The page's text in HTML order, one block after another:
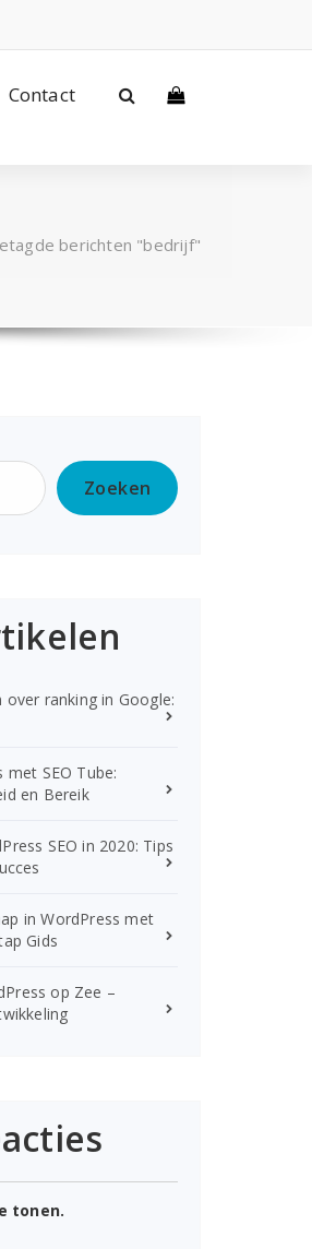
Contact
berichten "bedrijf"
Zoeken
ranking in Google:
met SEO Tube:
en Bereik
SEO in 2020: Tips
in WordPress met
Gids
op Zee –
tonen.